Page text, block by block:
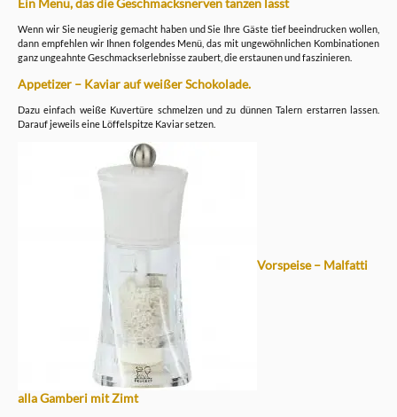
Ein Menü, das die Geschmacksnerven tanzen lässt
Wenn wir Sie neugierig gemacht haben und Sie Ihre Gäste tief beeindrucken wollen,
dann empfehlen wir Ihnen folgendes Menü, das mit ungewöhnlichen Kombinationen
ganz ungeahnte Geschmackserlebnisse zaubert, die erstaunen und faszinieren.
Appetizer – Kaviar auf weißer Schokolade.
Dazu einfach weiße Kuvertüre schmelzen und zu dünnen Talern erstarren lassen.
Darauf jeweils eine Löffelspitze Kaviar setzen.
Vorspeise – Malfatti
alla Gamberi mit Zimt